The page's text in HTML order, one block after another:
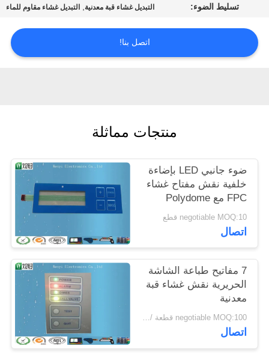
اقتباس
POLICY
تسليط الضوء: التبديل غشاء قبة معدنية, التبديل غشاء مقاوم للماء
اتصل بنا!
منتجات مماثلة
ضوء جانبي LED بإضاءة
خلفية نقش مفتاح غشاء
FPC مع Polydome
negotiable MOQ:10 قطع
اتصال
7 مفاتيح طباعة الشاشة
الحريرية نقش غشاء قبة
معدنية
negotiable MOQ:100 قطعة / الوحدة
اتصال